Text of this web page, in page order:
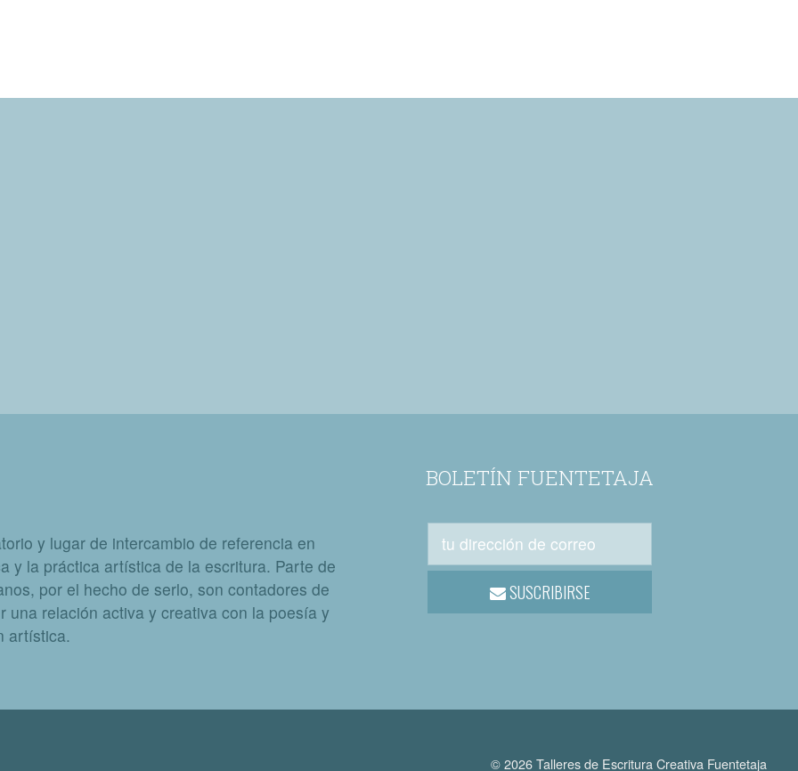
y lugar de intercambio de referencia en
y la práctica artística de la escritura. Parte de
por el hecho de serlo, son contadores de
relación activa y creativa con la poesía y
artística.
BOLETÍN FUENTETAJA
SUSCRIBIRSE
© 2026 Talleres de Escritura Creativa Fuentetaja